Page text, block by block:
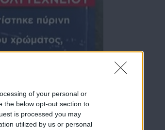
of your personal or
the below opt-out section to
is processed you may
utilized by us or personal